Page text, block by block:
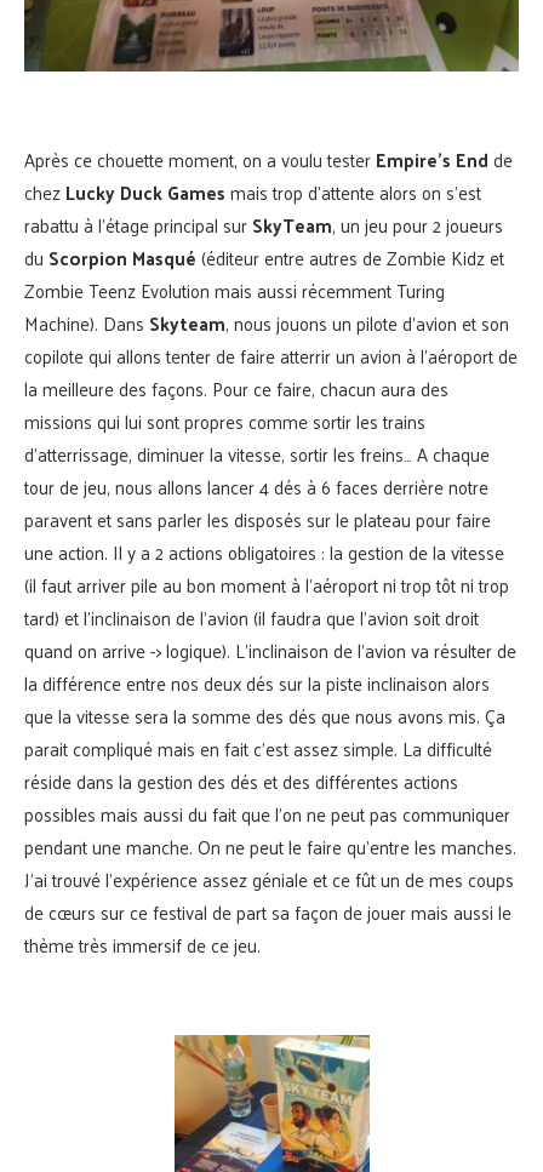
Après ce chouette moment, on a voulu testerEmpire’s Endde
chezLucky Duck Gamesmais trop d’attente alors on s’est
rabattu à l’étage principal surSkyTeam, un jeu pour 2 joueurs
du Scorpion Masqué(éditeur entre autres de Zombie Kidz et
Zombie Teenz Evolution mais aussi récemment Turing
Machine). Dans Skyteam, nous jouons un pilote d’avion et son
copilote qui allons tenter de faire atterrir un avion à l’aéroport de
la meilleure des façons. Pour ce faire, chacun aura des
missions qui lui sont propres comme sortir les trains
d’atterrissage, diminuer la vitesse, sortir les freins… A chaque
tour de jeu, nous allons lancer 4 dés à 6 faces derrière notre
paravent et sans parler les disposés sur le plateau pour faire
une action. Il y a 2 actions obligatoires : la gestion de la vitesse
(il faut arriver pile au bon moment à l’aéroport ni trop tôt ni trop
tard) et l’inclinaison de l’avion (il faudra que l’avion soit droit
quand on arrive -> logique). L’inclinaison de l’avion va résulter de
la différence entre nos deux dés sur la piste inclinaison alors
que la vitesse sera la somme des dés que nous avons mis. Ça
parait compliqué mais en fait c’est assez simple. La difficulté
réside dans la gestion des dés et des différentes actions
possibles mais aussi du fait que l’on ne peut pas communiquer
pendant une manche. On ne peut le faire qu’entre les manches.
J’ai trouvé l’expérience assez géniale et ce fût un de mes coups
de cœurs sur ce festival de part sa façon de jouer mais aussi le
thème très immersif de ce jeu.